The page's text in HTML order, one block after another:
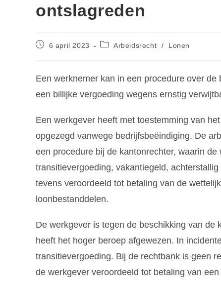
ontslagreden
6 april 2023 Arbeidsrecht / Lonen
Een werknemer kan in een procedure over
een billijke vergoeding wegens ernstig
Een werkgever heeft met toestemming van
opgezegd vanwege bedrijfsbeëindiging. De
een procedure bij de kantonrechter, waarin
transitievergoeding, vakantiegeld,
tevens veroordeeld tot betaling van de
loonbestanddelen.
De werkgever is tegen de beschikking van
heeft het hoger beroep afgewezen. In
transitievergoeding. Bij de rechtbank is geen
de werkgever veroordeeld tot betaling van